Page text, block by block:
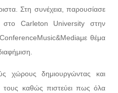
Στη συνέχεια, παρουσίασε
στο Carleton University στην
θέμα
χώρους δημιουργώντας και
τους καθώς πιστεύει πως όλα